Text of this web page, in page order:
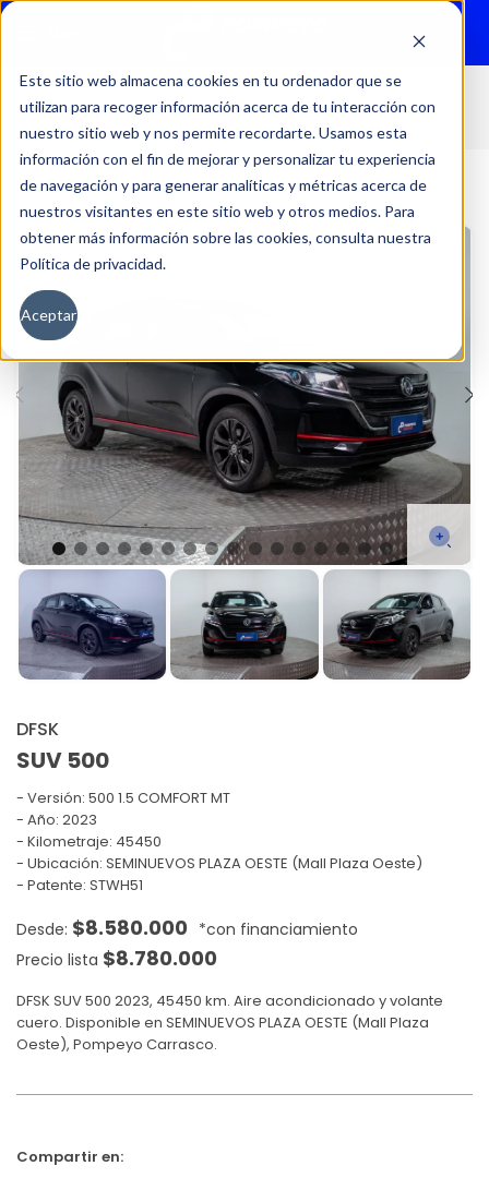
Este sitio web almacena cookies en tu ordenador que se
utilizan para recoger información acerca de tu interacción con
nuestro sitio web y nos permite recordarte. Usamos esta
información con el fin de mejorar y personalizar tu experiencia
de navegación y para generar analíticas y métricas acerca de
nuestros visitantes en este sitio web y otros medios. Para
obtener más información sobre las cookies, consulta nuestra
Política de privacidad.
Aceptar
Inicio Autos
DFSK
SUV 500
Versión: 500 1.5 COMFORT MT
Año: 2023
Kilometraje: 45450
Ubicación: SEMINUEVOS PLAZA OESTE (Mall Plaza Oeste)
Patente: STWH51
$8.580.000
Precio lista $8.780.000
DFSK SUV 500 2023, 45450 km. Aire acondicionado y volante
cuero. Disponible en SEMINUEVOS PLAZA OESTE (Mall Plaza
Oeste), Pompeyo Carrasco.
Compartir en: